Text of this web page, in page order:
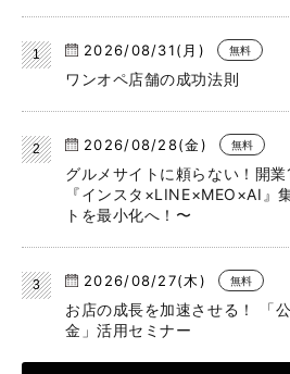
2026/08/31(月) 無料
ワンオペ店舗の成功法則
2026/08/28(金) 無料
グルメサイトに頼らない！開
『インスタ×LINE×MEO×AI』
トを最小化へ！〜
2026/08/27(木) 無料
お店の成長を加速させる！ 「
金」活用セミナー